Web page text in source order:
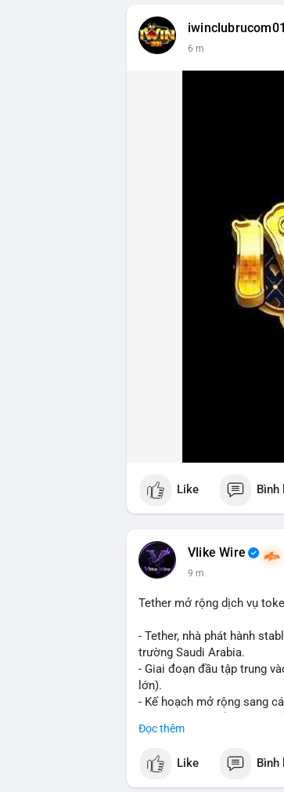
iwinclubrucom01
6 m
Like Bình
Vlike Wire
9 m
Tether mở rộng dịch vụ
- Tether, nhà phát hành
trường Saudi Arabia.
- Giai đoạn đầu tập trung
lớn).
- Kế hoạch mở rộng sang
blockchain.
#binancesquare
#blockchain
Đọc thêm
Like Bình